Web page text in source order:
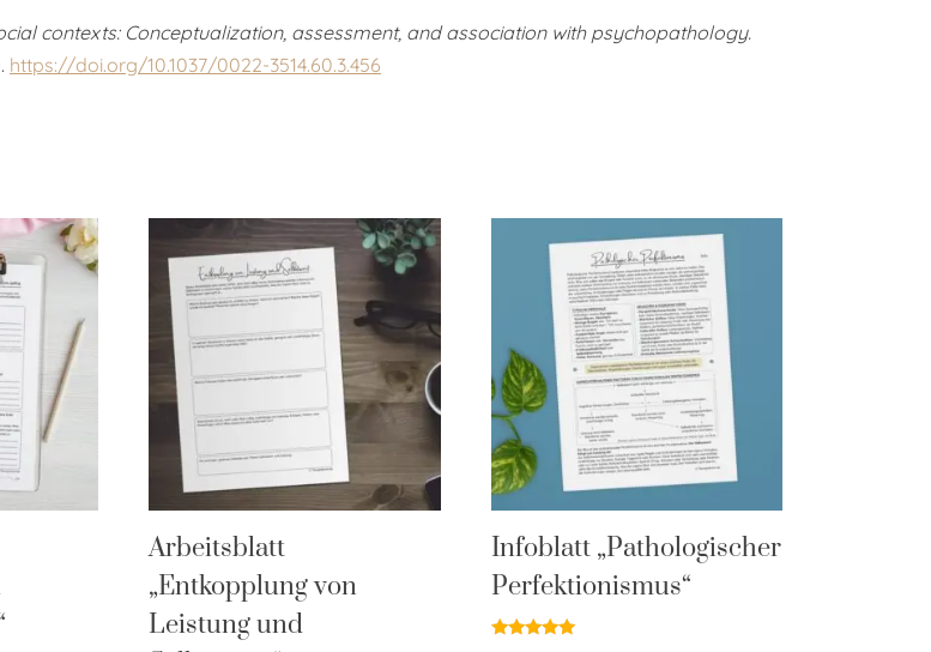
contexts: Conceptualization, assessment, and association with psychopathology.
https://doi.org/10.1037/0022-3514.60.3.456
Arbeitsblatt
„Entkopplung von
Leistung und
Infoblatt „Pathologischer
Perfektionismus“